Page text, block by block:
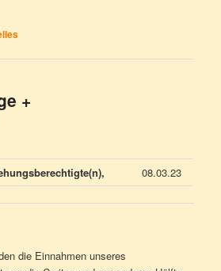
+
08.03.23
die Einnahmen unseres